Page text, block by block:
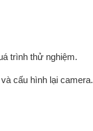
trình thử nghiệm.
cấu hình lại camera.